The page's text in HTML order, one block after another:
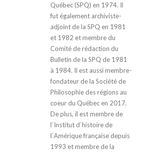
Québec (SPQ) en 1974. Il
fut également archiviste-
adjoint de la SPQ en 1981
et 1982 et membre du
Comité de rédaction du
Bulletin de la SPQ de 1981
à 1984. Il est aussi membre-
fondateur de la Société de
Philosophie des régions au
coeur du Québec en 2017.
De plus, il est membre de
l`Institut d`histoire de
l`Amérique française depuis
1993 et membre de la